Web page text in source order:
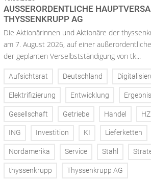
AUSSERORDENTLICHE
HYSSENKRUPP AG
Die Aktionärinnen und Aktionäre der
am 7. August 2026, auf einer
der geplanten Verselbstständigung von tk...
Aufsichtsrat Deutschland
Elektrifizierung Entwicklung Ergebnis
Gesellschaft Getriebe Handel HZ
ING Investition KI Lieferketten
Nordamerika Service Stahl
thyssenkrupp Thyssenkrupp AG